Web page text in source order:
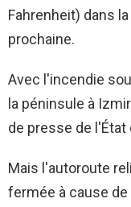
Fahrenheit) dans
prochaine.
Avec l'incendie
la péninsule à
de presse de l'État
Mais l'autoroute
fermée à cause de